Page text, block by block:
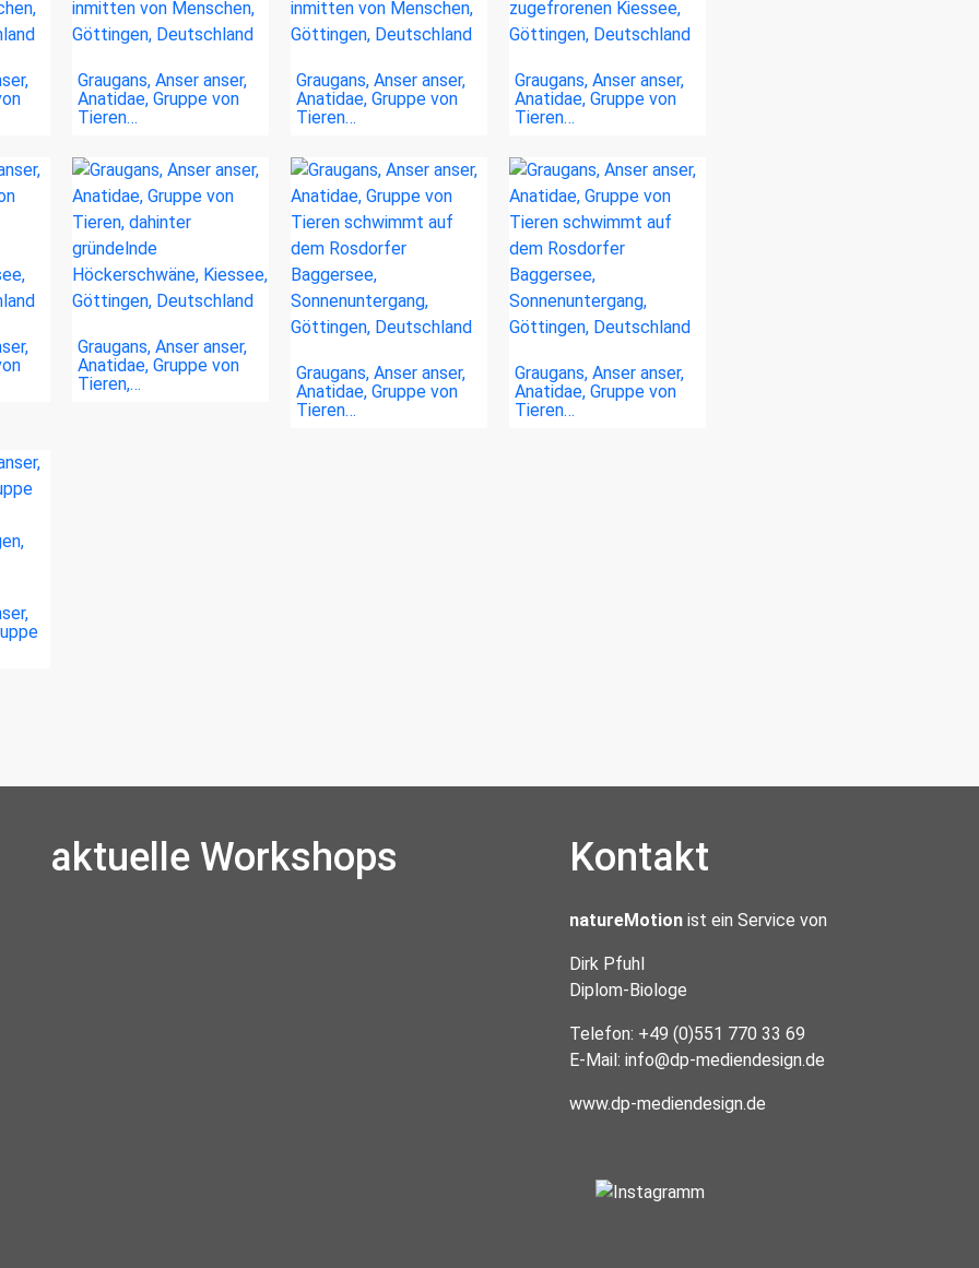
Graugans, Anser anser,
Anatidae, Gruppe von
Tieren…
Graugans, Anser anser,
Anatidae, Gruppe von
Tieren…
Graugans, Anser anser,
Anatidae, Gruppe von
Tieren…
Graugans, Anser anser,
Anatidae, Gruppe von
Tieren,…
Graugans, Anser anser,
Anatidae, Gruppe von
Tieren…
Graugans, Anser anser,
Anatidae, Gruppe von
Tieren…
aktuelle Workshops Kontakt
natureMotion ist ein Service von
Dirk Pfuhl
Diplom-Biologe
Telefon: +49 (0)551 770 33 69
E-Mail: info@dp-mediendesign.de
www.dp-mediendesign.de